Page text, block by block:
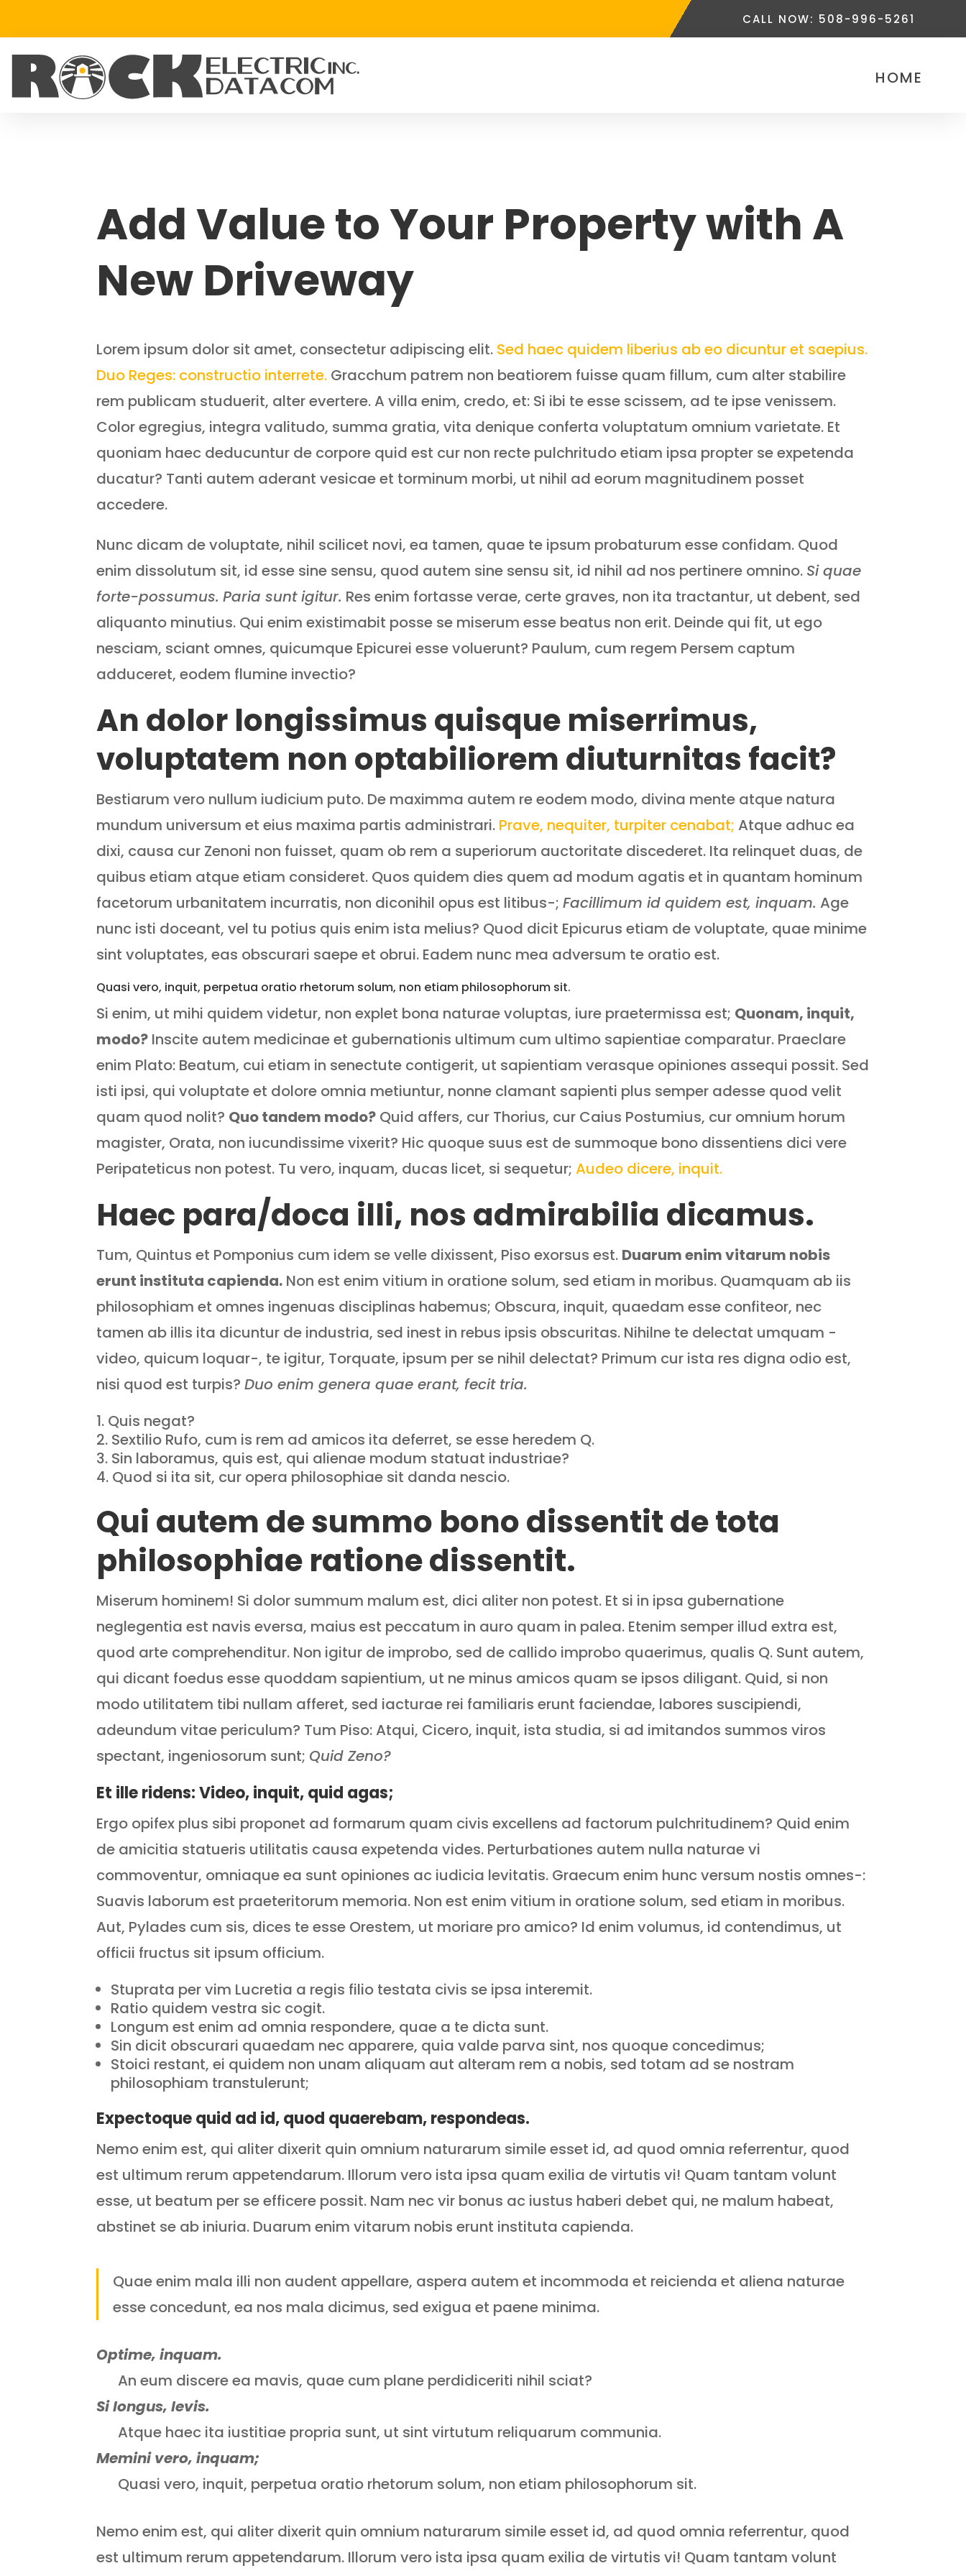
CALL NOW: 508-996-5261
HOME
Add Value to Your Property with A
New Driveway
Lorem ipsum dolor sit amet, consectetur adipiscing elit. Sed haec quidem liberius ab eo dicuntur et saepius.
Duo Reges: constructio interrete. Gracchum patrem non beatiorem fuisse quam fillum, cum alter stabilire
rem publicam studuerit, alter evertere. A villa enim, credo, et: Si ibi te esse scissem, ad te ipse venissem.
Color egregius, integra valitudo, summa gratia, vita denique conferta voluptatum omnium varietate. Et
quoniam haec deducuntur de corpore quid est cur non recte pulchritudo etiam ipsa propter se expetenda
ducatur? Tanti autem aderant vesicae et torminum morbi, ut nihil ad eorum magnitudinem posset
accedere.
Nunc dicam de voluptate, nihil scilicet novi, ea tamen, quae te ipsum probaturum esse confidam. Quod
enim dissolutum sit, id esse sine sensu, quod autem sine sensu sit, id nihil ad nos pertinere omnino. Si quae
forte-possumus. Paria sunt igitur. Res enim fortasse verae, certe graves, non ita tractantur, ut debent, sed
aliquanto minutius. Qui enim existimabit posse se miserum esse beatus non erit. Deinde qui fit, ut ego
nesciam, sciant omnes, quicumque Epicurei esse voluerunt? Paulum, cum regem Persem captum
adduceret, eodem flumine invectio?
An dolor longissimus quisque miserrimus,
voluptatem non optabiliorem diuturnitas facit?
Bestiarum vero nullum iudicium puto. De maximma autem re eodem modo, divina mente atque natura
mundum universum et eius maxima partis administrari. Prave, nequiter, turpiter cenabat; Atque adhuc ea
dixi, causa cur Zenoni non fuisset, quam ob rem a superiorum auctoritate discederet. Ita relinquet duas, de
quibus etiam atque etiam consideret. Quos quidem dies quem ad modum agatis et in quantam hominum
facetorum urbanitatem incurratis, non diconihil opus est litibus-;Facillimum id quidem est, inquam. Age
nunc isti doceant, vel tu potius quis enim ista melius? Quod dicit Epicurus etiam de voluptate, quae minime
sint voluptates, eas obscurari saepe et obrui. Eadem nunc mea adversum te oratio est.
Quasi vero, inquit, perpetua oratio rhetorum solum, non etiam philosophorum sit.
Si enim, ut mihi quidem videtur, non explet bona naturae voluptas, iure praetermissa est; Quonam, inquit,
modo? Inscite autem medicinae et gubernationis ultimum cum ultimo sapientiae comparatur. Praeclare
enim Plato: Beatum, cui etiam in senectute contigerit, ut sapientiam verasque opiniones assequi possit. Sed
isti ipsi, qui voluptate et dolore omnia metiuntur, nonne clamant sapienti plus semper adesse quod velit
quam quod nolit? Quo tandem modo? Quid affers, cur Thorius, cur Caius Postumius, cur omnium horum
magister, Orata, non iucundissime vixerit? Hic quoque suus est de summoque bono dissentiens dici vere
Peripateticus non potest. Tu vero, inquam, ducas licet, si sequetur;Audeo dicere, inquit.
Haec para/doca illi, nos admirabilia dicamus.
Tum, Quintus et Pomponius cum idem se velle dixissent, Piso exorsus est. Duarum enim vitarum nobis
erunt instituta capienda. Non est enim vitium in oratione solum, sed etiam in moribus. Quamquam ab iis
philosophiam et omnes ingenuas disciplinas habemus; Obscura, inquit, quaedam esse confiteor, nec
tamen ab illis ita dicuntur de industria, sed inest in rebus ipsis obscuritas. Nihilne te delectat umquam -
video, quicum loquar-, te igitur, Torquate, ipsum per se nihil delectat? Primum cur ista res digna odio est,
nisi quod est turpis?Duo enim genera quae erant, fecit tria.
Quis negat?
Sextilio Rufo, cum is rem ad amicos ita deferret, se esse heredem Q.
Sin laboramus, quis est, qui alienae modum statuat industriae?
Quod si ita sit, cur opera philosophiae sit danda nescio.
Qui autem de summo bono dissentit de tota
philosophiae ratione dissentit.
Miserum hominem! Si dolor summum malum est, dici aliter non potest. Et si in ipsa gubernatione
neglegentia est navis eversa, maius est peccatum in auro quam in palea. Etenim semper illud extra est,
quod arte comprehenditur. Non igitur de improbo, sed de callido improbo quaerimus, qualis Q. Sunt autem,
qui dicant foedus esse quoddam sapientium, ut ne minus amicos quam se ipsos diligant. Quid, si non
modo utilitatem tibi nullam afferet, sed iacturae rei familiaris erunt faciendae, labores suscipiendi,
adeundum vitae periculum? Tum Piso: Atqui, Cicero, inquit, ista studia, si ad imitandos summos viros
spectant, ingeniosorum sunt; Quid Zeno?
Et ille ridens: Video, inquit, quid agas;
Ergo opifex plus sibi proponet ad formarum quam civis excellens ad factorum pulchritudinem? Quid enim
de amicitia statueris utilitatis causa expetenda vides. Perturbationes autem nulla naturae vi
commoventur, omniaque ea sunt opiniones ac iudicia levitatis. Graecum enim hunc versum nostis omnes-:
Suavis laborum est praeteritorum memoria. Non est enim vitium in oratione solum, sed etiam in moribus.
Aut, Pylades cum sis, dices te esse Orestem, ut moriare pro amico? Id enim volumus, id contendimus, ut
officii fructus sit ipsum officium.
Stuprata per vim Lucretia a regis filio testata civis se ipsa interemit.
Ratio quidem vestra sic cogit.
Longum est enim ad omnia respondere, quae a te dicta sunt.
Sin dicit obscurari quaedam nec apparere, quia valde parva sint, nos quoque concedimus;
Stoici restant, ei quidem non unam aliquam aut alteram rem a nobis, sed totam ad se nostram
philosophiam transtulerunt;
Expectoque quid ad id, quod quaerebam, respondeas.
Nemo enim est, qui aliter dixerit quin omnium naturarum simile esset id, ad quod omnia referrentur, quod
est ultimum rerum appetendarum. Illorum vero ista ipsa quam exilia de virtutis vi! Quam tantam volunt
esse, ut beatum per se efficere possit. Nam nec vir bonus ac iustus haberi debet qui, ne malum habeat,
abstinet se ab iniuria. Duarum enim vitarum nobis erunt instituta capienda.
Quae enim mala illi non audent appellare, aspera autem et incommoda et reicienda et aliena naturae
esse concedunt, ea nos mala dicimus, sed exigua et paene minima.
Optime, inquam.
An eum discere ea mavis, quae cum plane perdidiceriti nihil sciat?
Si longus, levis.
Atque haec ita iustitiae propria sunt, ut sint virtutum reliquarum communia.
Memini vero, inquam;
Quasi vero, inquit, perpetua oratio rhetorum solum, non etiam philosophorum sit.
Nemo enim est, qui aliter dixerit quin omnium naturarum simile esset id, ad quod omnia referrentur, quod
est ultimum rerum appetendarum. Illorum vero ista ipsa quam exilia de virtutis vi! Quam tantam volunt